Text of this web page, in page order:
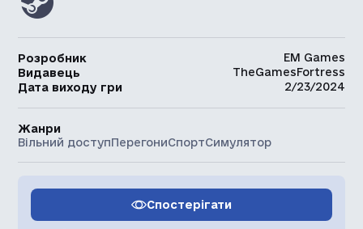
Розробник
EM Games
Видавець
TheGamesFortress
Дата виходу гри
2/23/2024
Жанри
Вільний доступПерегониСпортСимулятор
Спостерігати